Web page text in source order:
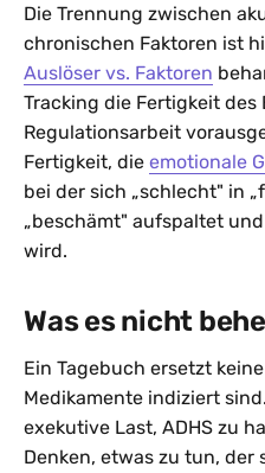
Die Trennung zwischen
chronischen Faktoren ist
Auslöser vs. Faktoren
Tracking die Fertigkeit des
Regulationsarbeit
Fertigkeit, die emotionale
bei der sich „schlecht" in
„beschämt" aufspaltet
wird.
Was es nicht
Ein Tagebuch ersetzt
Medikamente indiziert
exekutive Last, ADHS zu
Denken, etwas zu tun, der